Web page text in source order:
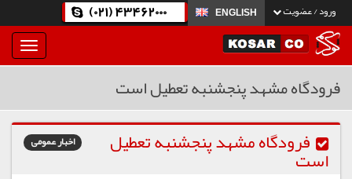
ورود / عضویت ENGLISH
(021) 43462000
بار
و
فرودگاه مشهد پنجشنبه تعطیل است
اخبار عمومی فرودگاه مشهد پنجشنبه تعطیل
است